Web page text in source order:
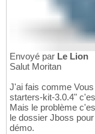
Envoyé par Le Lion
Salut Moritan
J'ai fais comme
starters-kit-3.0.4"
Mais le problème
le dossier Jboss
démo.